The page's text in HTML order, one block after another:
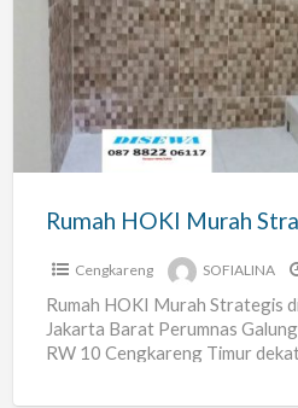
HOKI
Murah
Strategis
dekat
RS
Jakarta
Barat
Cengkareng SOFIALINA
Rumah HOKI Murah Strategis
Jakarta Barat Perumnas
RW 10 Cengkareng Timur